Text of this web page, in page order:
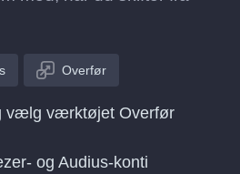
Overfør
vælg værktøjet Overfør
og Audius-konti